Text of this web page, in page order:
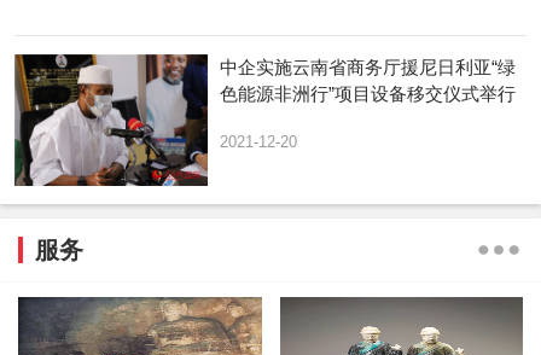
中企实施云南省商务厅援尼日利亚“绿
色能源非洲行”项目设备移交仪式举行
2021-12-20
服务